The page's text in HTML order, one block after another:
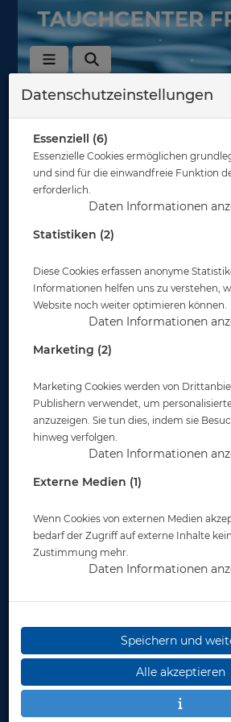
Waterproof H1 Kopfhauben
20% Rabatt UVP auf alle Waterproof H1
Gut abgesichert?
Rechtliches
Informationen
Zahlungsmöglichkeiten
Datenschutzeinstellungen
Essenziell (6)
Essenzielle Cookies ermöglichen
und sind für die einwandfreie Funktion
erforderlich.
Daten Informationen
Statistiken (2)
Diese Cookies erfassen anonyme
Informationen helfen uns zu verstehen,
Website noch weiter optimieren können.
Daten Informationen
Marketing (2)
Marketing Cookies werden von
Publishern verwendet, um
anzuzeigen. Sie tun dies, indem sie
hinweg verfolgen.
Daten Informationen
Externe Medien (1)
Wenn Cookies von externen Medien
bedarf der Zugriff auf externe Inhalte
Zustimmung mehr.
Daten Informationen
Speichern und
Alle akzeptieren